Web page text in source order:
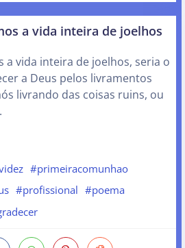
a vida inteira de joelhos
a vida inteira de joelhos, seria o
a Deus pelos livramentos
livrando das coisas ruins, ou
#primeiracomunhao
#profissional #poema